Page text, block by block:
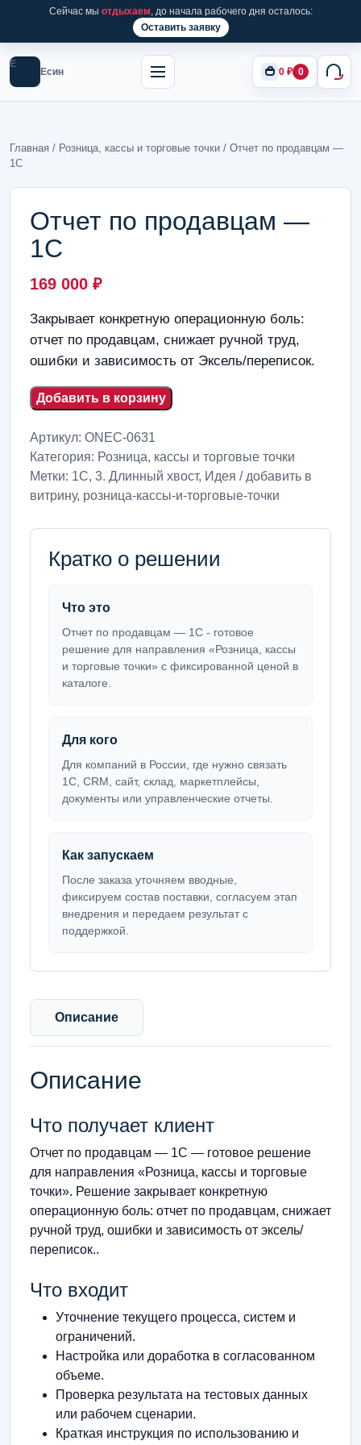
Сейчас мы отдыхаем, до начала рабочего дня осталось:
Оставить заявку
Е
Есин 0 ₽ 0
Главная / Розница, кассы и торговые точки / Отчет по продавцам —
1С
Отчет по продавцам —
1С
169 000 ₽
Закрывает конкретную операционную боль:
отчет по продавцам, снижает ручной труд,
ошибки и зависимость от Эксель/переписок.
Добавить в корзину
Артикул: ONEC-0631
Категория: Розница, кассы и торговые точки
Метки: 1С, 3. Длинный хвост, Идея / добавить в
витрину, розница-кассы-и-торговые-точки
Кратко о решении
Что это
Отчет по продавцам — 1С - готовое
решение для направления «Розница, кассы
и торговые точки» с фиксированной ценой в
каталоге.
Для кого
Для компаний в России, где нужно связать
1С, CRM, сайт, склад, маркетплейсы,
документы или управленческие отчеты.
Как запускаем
После заказа уточняем вводные,
фиксируем состав поставки, согласуем этап
внедрения и передаем результат с
поддержкой.
Описание
Описание
Что получает клиент
Отчет по продавцам — 1С — готовое решение
для направления «Розница, кассы и торговые
точки». Решение закрывает конкретную
операционную боль: отчет по продавцам, снижает
ручной труд, ошибки и зависимость от эксель/
переписок..
Что входит
Уточнение текущего процесса, систем и
ограничений.
Настройка или доработка в согласованном
объеме.
Проверка результата на тестовых данных
или рабочем сценарии.
Краткая инструкция по использованию и